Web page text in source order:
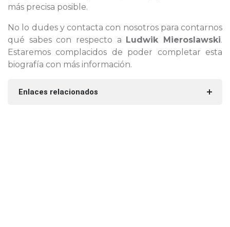
más precisa posible.
No lo dudes y contacta con nosotros para contarnos
qué sabes con respecto a Ludwik Mieroslawski.
Estaremos complacidos de poder completar esta
biografía con más información.
Enlaces relacionados